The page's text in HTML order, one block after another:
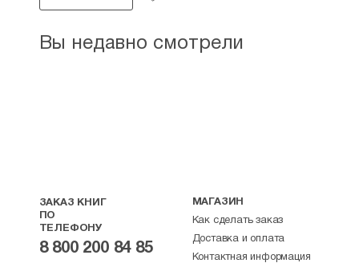
Вы недавно смотрели
ЗАКАЗ КНИГ
ПО
ТЕЛЕФОНУ
8 800 200 84 85
МАГАЗИН
Как сделать заказ
Доставка и оплата
Контактная информация